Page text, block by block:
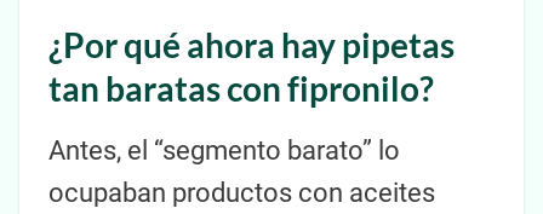
¿Por qué ahora hay pipetas
tan baratas con fipronilo?
Antes, el “segmento barato” lo
ocupaban productos con aceites